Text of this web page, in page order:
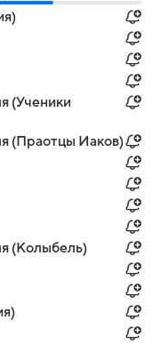
(Ученики
(Праотцы Иаков)
(Колыбель)